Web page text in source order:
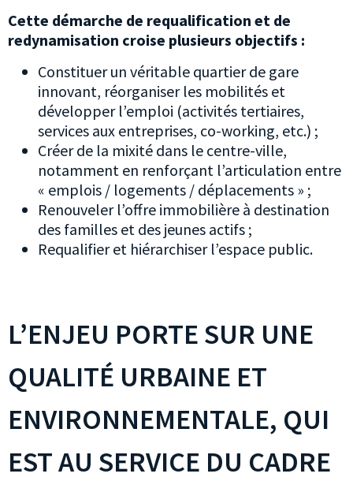
Cette démarche de requalification et de
redynamisation croise plusieurs objectifs :
Constituer un véritable quartier de gare
innovant, réorganiser les mobilités et
développer l’emploi (activités tertiaires,
services aux entreprises, co-working, etc.) ;
Créer de la mixité dans le centre-ville,
notamment en renforçant l’articulation entre
« emplois / logements / déplacements » ;
Renouveler l’offre immobilière à destination
des familles et des jeunes actifs ;
Requalifier et hiérarchiser l’espace public.
L’ENJEU PORTE SUR UNE
QUALITÉ URBAINE ET
ENVIRONNEMENTALE, QUI
EST AU SERVICE DU CADRE